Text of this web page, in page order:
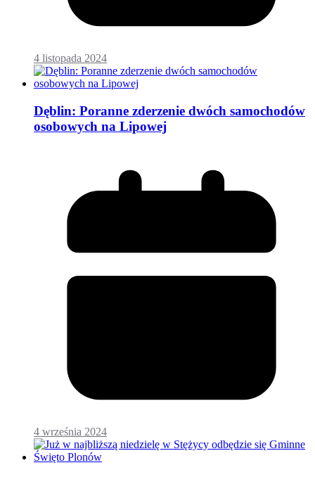
4 listopada 2024
Dęblin: Poranne zderzenie dwóch samochodów
osobowych na Lipowej
4 września 2024